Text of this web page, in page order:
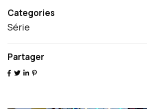
Categories
Série
Partager